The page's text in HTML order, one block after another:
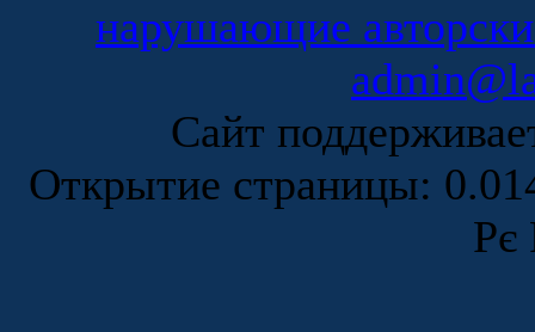
нарушающие
Сайт
Открытие страницы:
Рє